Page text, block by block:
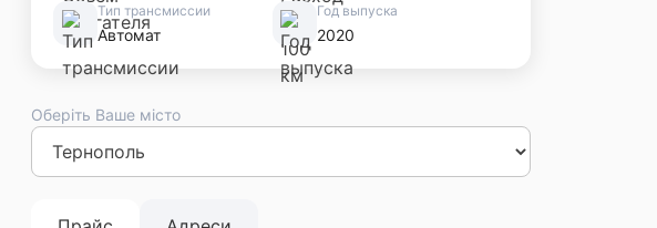
Тип трансмиссии
Автомат
Год выпуска
2020
Оберіть Ваше місто
КиевЛьвовОдесса
Франковск Тернополь